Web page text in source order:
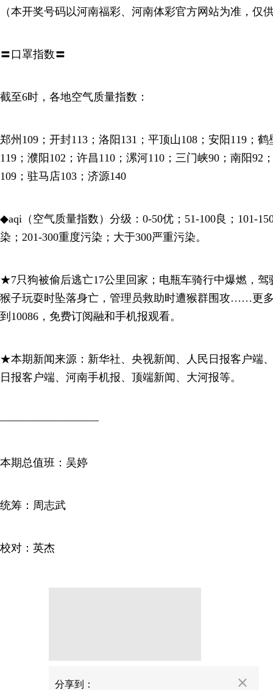
（本开奖号码以河南福彩、河南体彩官方网站为准，仅
〓口罩指数〓
截至6时，各地空气质量指数：
郑州109；开封113；洛阳131；平顶山108；安阳119；
119；濮阳102；许昌110；漯河110；三门峡90；南阳92
109；驻马店103；济源140
◆aqi（空气质量指数）分级：0-50优；51-100良；101-
染；201-300重度污染；大于300严重污染。
★7只狗被偷后逃亡17公里回家；电瓶车骑行中爆燃，
猴子玩耍时坠落身亡，管理员救助时遭猴群围攻……更
到10086，免费订阅融和手机报观看。
★本期新闻来源：新华社、央视新闻、人民日报客户端
日报客户端、河南手机报、顶端新闻、大河报等。
—————————
本期总值班：吴婷
统筹：周志武
校对：英杰
分享到：